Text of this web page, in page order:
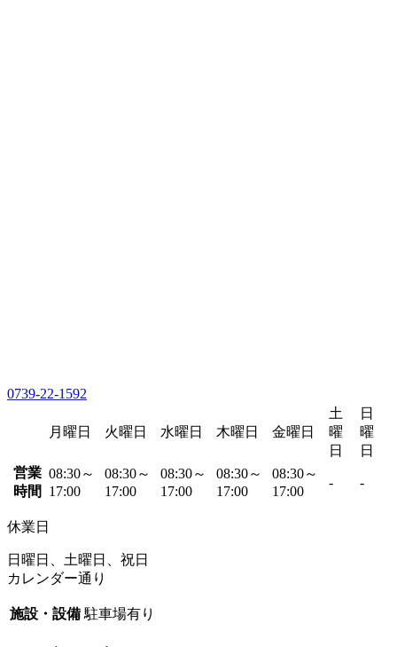
0739-22-1592
月曜日 火曜日 水曜日 木曜日 金曜日
土
曜
日
日
曜
日
営業
時間
08:30～
17:00
08:30～
17:00
08:30～
17:00
08:30～
17:00
08:30～
17:00
- -
休業日
日曜日、土曜日、祝日
カレンダー通り
施設・設備 駐車場有り